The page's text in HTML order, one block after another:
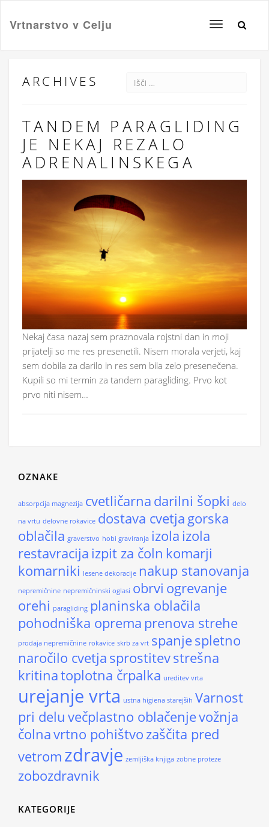
Toggle
Vrtnarstvo v Celju
ARCHIVES
TANDEM PARAGLIDING
JE NEKAJ REZALO
ADRENALINSKEGA
Nekaj časa nazaj sem praznovala rojstni dan in moji
prijatelji so me res presenetili. Nisem morala verjeti, kaj
sem dobila za darilo in res sem bila zelo presenečena.
Kupili so mi termin za tandem paragliding. Prvo kot
prvo niti nisem…
OZNAKE
absorpcija magnezija cvetličarna darilni šopki delo
na vrtu delovne rokavice dostava cvetja gorska
oblačila graverstvo hobi graviranja izola izola
restavracija izpit za čoln komarji
komarniki lesene dekoracije nakup stanovanja
nepremičnine nepremičninski oglasi obrvi ogrevanje
orehi paragliding planinska oblačila
pohodniška oprema prenova strehe
prodaja nepremičnine rokavice skrb za vrt spanjespletno
naročilo cvetja sprostitevstrešna
kritinatoplotna črpalka ureditev vrta
urejanje vrta ustna higiena starejših Varnost
pri delu večplastno oblačenjevožnja
čolnavrtno pohištvo zaščita pred
vetrom zdravje zemljiška knjiga zobne proteze
zobozdravnik
KATEGORIJE